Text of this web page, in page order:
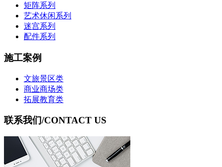
矩阵系列
艺术休闲系列
迷宫系列
配件系列
施工案例
文旅景区类
商业商场类
拓展教育类
联系我们/CONTACT US